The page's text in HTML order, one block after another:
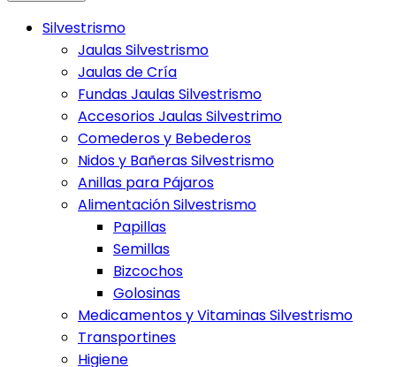
Silvestrismo
Jaulas Silvestrismo
Jaulas de Cría
Fundas Jaulas Silvestrismo
Accesorios Jaulas Silvestrimo
Comederos y Bebederos
Nidos y Bañeras Silvestrismo
Anillas para Pájaros
Alimentación Silvestrismo
Papillas
Semillas
Bizcochos
Golosinas
Medicamentos y Vitaminas Silvestrismo
Transportines
Higiene